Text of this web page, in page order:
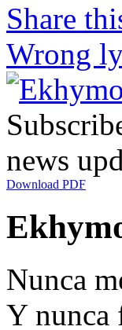
Share
Wrong
news
Download PDF
Nunca
Y nunca